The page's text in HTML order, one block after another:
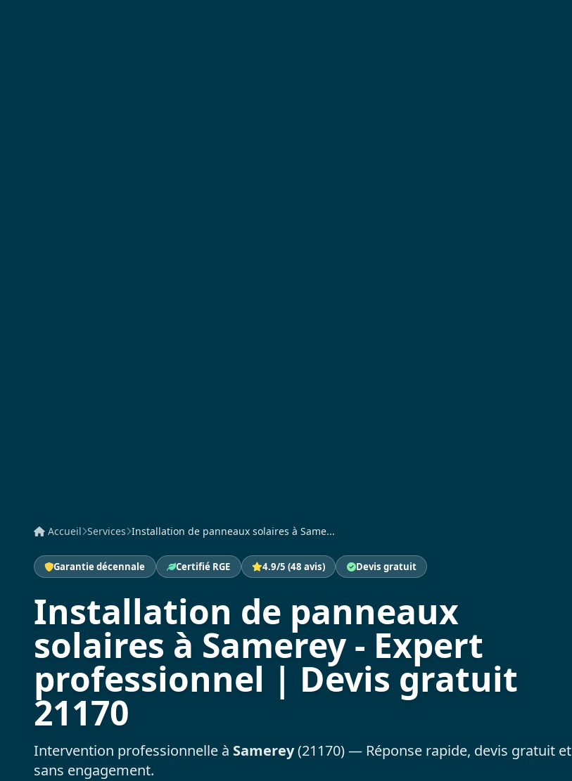
Accueil Services Installation de panneaux solaires à Same...
Garantie décennale Certifié RGE 4.9/5 (48 avis) Devis gratuit
Installation de panneaux
solaires à Samerey - Expert
professionnel | Devis gratuit
21170
Intervention professionnelle à Samerey(21170) — Réponse rapide, devis gratuit et
sans engagement.